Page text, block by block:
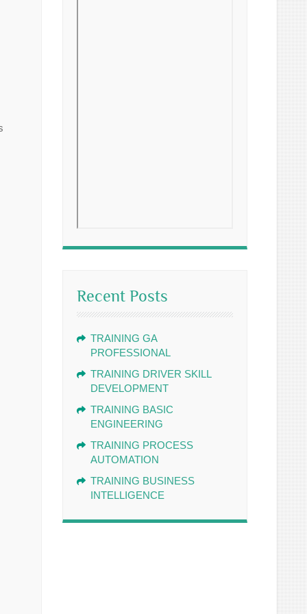
Recent Posts
TRAINING GA
PROFESSIONAL
TRAINING DRIVER SKILL
DEVELOPMENT
TRAINING BASIC
ENGINEERING
TRAINING PROCESS
AUTOMATION
TRAINING BUSINESS
INTELLIGENCE